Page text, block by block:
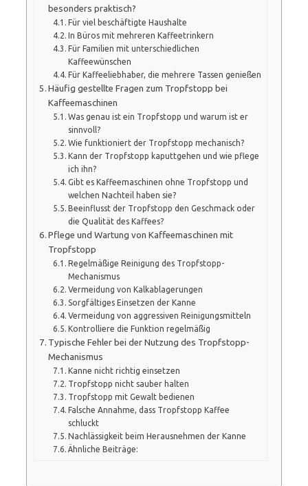
besonders praktisch?
Für viel beschäftigte Haushalte
In Büros mit mehreren Kaffeetrinkern
Für Familien mit unterschiedlichen
Kaffeewünschen
Für Kaffeeliebhaber, die mehrere Tassen genießen
Häufig gestellte Fragen zum Tropfstopp bei
Kaffeemaschinen
Was genau ist ein Tropfstopp und warum ist er
sinnvoll?
Wie funktioniert der Tropfstopp mechanisch?
Kann der Tropfstopp kaputtgehen und wie pflege
ich ihn?
Gibt es Kaffeemaschinen ohne Tropfstopp und
welchen Nachteil haben sie?
Beeinflusst der Tropfstopp den Geschmack oder
die Qualität des Kaffees?
Pflege und Wartung von Kaffeemaschinen mit
Tropfstopp
Regelmäßige Reinigung des Tropfstopp-
Mechanismus
Vermeidung von Kalkablagerungen
Sorgfältiges Einsetzen der Kanne
Vermeidung von aggressiven Reinigungsmitteln
Kontrolliere die Funktion regelmäßig
Typische Fehler bei der Nutzung des Tropfstopp-
Mechanismus
Kanne nicht richtig einsetzen
Tropfstopp nicht sauber halten
Tropfstopp mit Gewalt bedienen
Falsche Annahme, dass Tropfstopp Kaffee
schluckt
Nachlässigkeit beim Herausnehmen der Kanne
Ähnliche Beiträge: